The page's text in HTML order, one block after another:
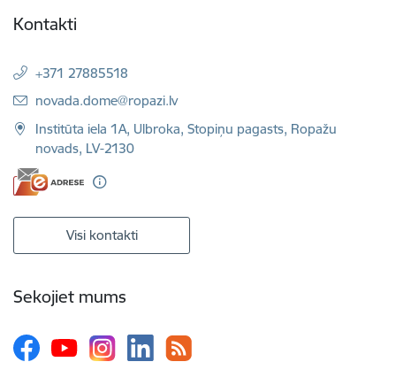
Kontakti
+371 27885518
E-pasts:
novada.dome@ropazi.lv
Institūta iela 1A, Ulbroka, Stopiņu pagasts, Ropažu
novads, LV-2130
Visi kontakti
Sekojiet mums